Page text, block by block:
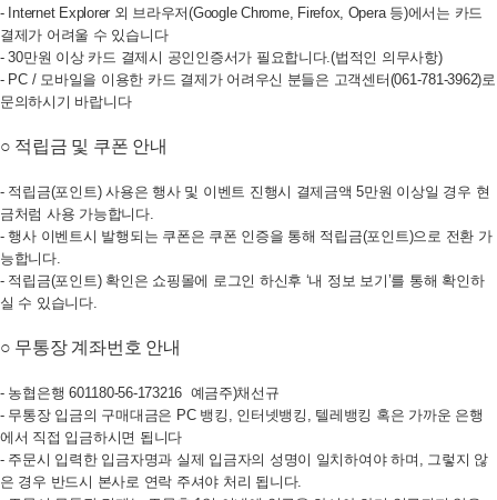
- Internet Explorer 외 브라우저(Google Chrome, Firefox, Opera 등)에서는 카드
결제가 어려울 수 있습니다
- 30만원 이상 카드 결제시 공인인증서가 필요합니다.(법적인 의무사항)
- PC / 모바일을 이용한 카드 결제가 어려우신 분들은 고객센터(061-781-3962)로
문의하시기 바랍니다
○ 적립금 및 쿠폰 안내
- 적립금(포인트) 사용은 행사 및 이벤트 진행시 결제금액 5만원 이상일 경우 현
금처럼 사용 가능합니다.
- 행사 이벤트시 발행되는 쿠폰은 쿠폰 인증을 통해 적립금(포인트)으로 전환 가
능합니다.
- 적립금(포인트) 확인은 쇼핑몰에 로그인 하신후 ‘내 정보 보기’를 통해 확인하
실 수 있습니다.
○ 무통장 계좌번호 안내
- 농협은행 601180-56-173216 예금주)채선규
- 무통장 입금의 구매대금은 PC 뱅킹, 인터넷뱅킹, 텔레뱅킹 혹은 가까운 은행
에서 직접 입금하시면 됩니다
- 주문시 입력한 입금자명과 실제 입금자의 성명이 일치하여야 하며, 그렇지 않
은 경우 반드시 본사로 연락 주셔야 처리 됩니다.